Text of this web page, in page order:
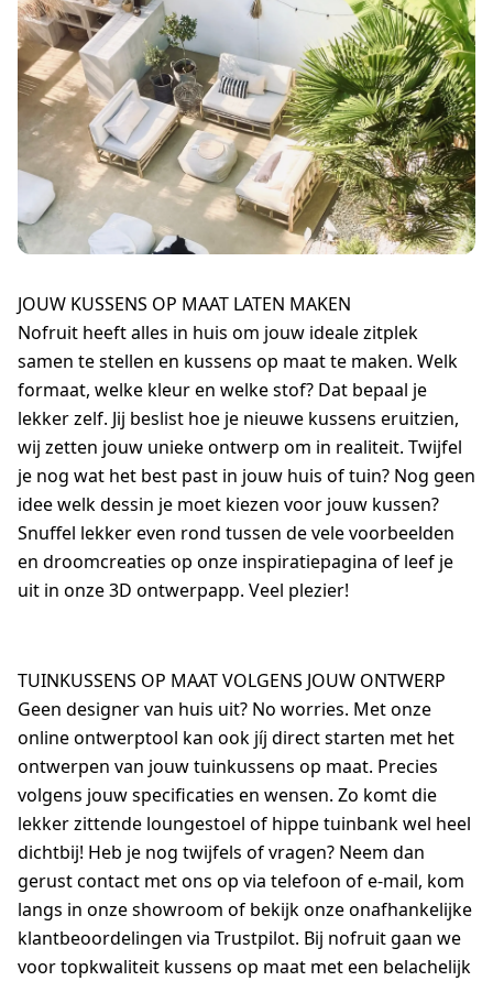
JOUW KUSSENS OP MAAT LATEN MAKEN
Nofruit heeft alles in huis om jouw ideale zitplek
samen te stellen en kussens op maat te maken. Welk
formaat, welke kleur en welke stof? Dat bepaal je
lekker zelf. Jij beslist hoe je nieuwe kussens eruitzien,
wij zetten jouw unieke ontwerp om in realiteit. Twijfel
je nog wat het best past in jouw huis of tuin? Nog geen
idee welk dessin je moet kiezen voor jouw kussen?
Snuffel lekker even rond tussen de vele voorbeelden
en droomcreaties op onze inspiratiepagina of leef je
uit in onze 3D ontwerpapp. Veel plezier!
TUINKUSSENS OP MAAT VOLGENS JOUW ONTWERP
Geen designer van huis uit? No worries. Met onze
online ontwerptool kan ook jíj direct starten met het
ontwerpen van jouw tuinkussens op maat. Precies
volgens jouw specificaties en wensen. Zo komt die
lekker zittende loungestoel of hippe tuinbank wel heel
dichtbij! Heb je nog twijfels of vragen? Neem dan
gerust contact met ons op via telefoon of e-mail, kom
langs in onze showroom of bekijk onze onafhankelijke
klantbeoordelingen via Trustpilot. Bij nofruit gaan we
voor topkwaliteit kussens op maat met een belachelijk